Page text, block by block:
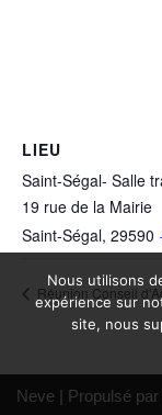
LIEU
Saint-Ségal- Salle
19 rue de la Mairie
Saint-Ségal, 29590
Réunion Conseil
Neve | Propulsé par
Nous utilisons
expérience sur
site, nous